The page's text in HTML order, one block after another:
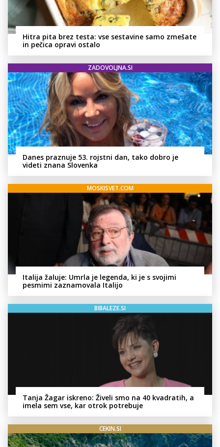
Hitra pita brez testa: vse sestavine samo zmešate
in pečica opravi ostalo
ZADOVOLJNA.SI
Danes praznuje 53. rojstni dan, tako dobro je
videti znana Slovenka
MOSKISVET.COM
Italija žaluje: Umrla je legenda, ki je s svojimi
pesmimi zaznamovala Italijo
BIBALEZE.SI
Tanja Žagar iskreno: Živeli smo na 40 kvadratih, a
imela sem vse, kar otrok potrebuje
CEKIN.SI